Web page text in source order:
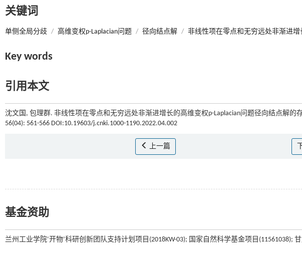
关键词
单侧全局分歧 / 高维变权p-Laplacian问题 / 径向结点解 / 非线性项在零点和无穷远处非渐进增
Key words
引用本文
沈文国, 包理群. 非线性项在零点和无穷远处非渐进增长的高维变权p-Laplacian问题径向结点解的
56(04): 561-566 DOI:10.19603/j.cnki.1000-1190.2022.04.002
上一篇
基金资助
兰州工业学院‘开物’科研创新团队支持计划项目(2018KW-03); 国家自然科学基金项目(11561038);